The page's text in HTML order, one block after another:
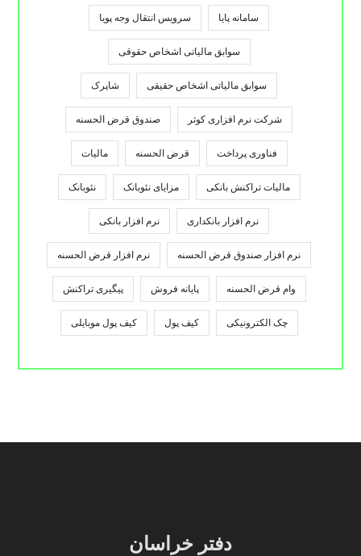
سامانه پایا سرویس انتقال وجه پویا
سوابق مالیاتی اشخاص حقوقی
سوابق مالیاتی اشخاص حقیقی شاپرک
شرکت نرم افزاری کوثر صندوق قرض الحسنه
فناوری پرداخت قرض الحسنه مالیات
مالیات تراکنش بانکی مزایای نئوبانک نئوبانک
نرم افزار بانکداری نرم افزار بانکی
نرم افزار صندوق قرض الحسنه نرم افزار قرض الحسنه
وام قرض الحسنه پایانه فروش پیگیری تراکنش
چک الکترونیکی کیف پول کیف پول موبایلی
دفتر خراسان